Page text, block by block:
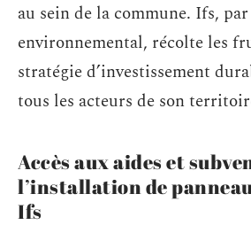
au sein de la commune. Ifs,
environnemental, récolte les
stratégie d’investissement
tous les acteurs de son
Accès aux aides et
l’installation de
Ifs